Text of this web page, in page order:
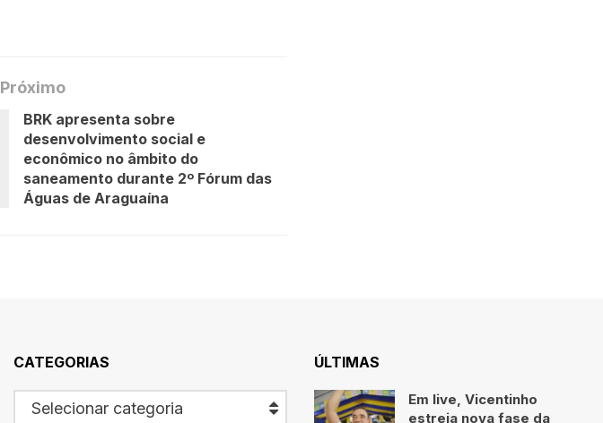
Próximo
BRK apresenta sobre
desenvolvimento social e
econômico no âmbito do
saneamento durante 2º Fórum das
Águas de Araguaína
CATEGORIAS
Selecionar categoria
ÚLTIMAS
Em live, Vicentinho
estreia nova fase da